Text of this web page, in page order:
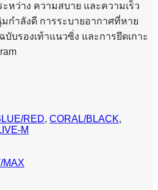
หว่าง ความสบาย และความเร็ว
กำลังดี การระบายอากาศที่หาย
บรองเท้าแนวซิ่ง และการยึดเกาะ
RED, CORAL/BLACK,
M
MAX